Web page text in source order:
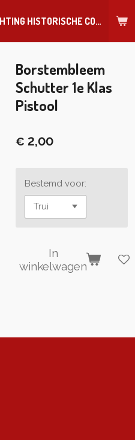
WEBSHOP STICHTING HISTORISCHE COLLECTIE REGIMENT
Borstembleem
Schutter 1e Klas
Pistool
€ 2,00
Bestemd voor:
In
winkelwagen